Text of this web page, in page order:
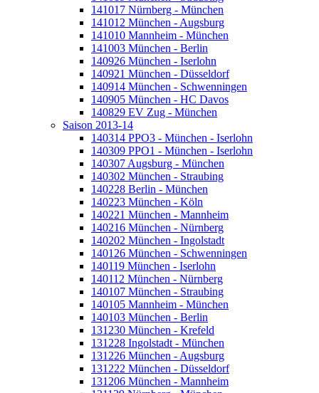
141017 Nürnberg - München
141012 München - Augsburg
141010 Mannheim - München
141003 München - Berlin
140926 München - Iserlohn
140921 München - Düsseldorf
140914 München - Schwenningen
140905 München - HC Davos
140829 EV Zug - München
Saison 2013-14
140314 PPO3 - München - Iserlohn
140309 PPO1 - München - Iserlohn
140307 Augsburg - München
140302 München - Straubing
140228 Berlin - München
140223 München - Köln
140221 München - Mannheim
140216 München - Nürnberg
140202 München - Ingolstadt
140126 München - Schwenningen
140119 München - Iserlohn
140112 München - Nürnberg
140107 München - Straubing
140105 Mannheim - München
140103 München - Berlin
131230 München - Krefeld
131228 Ingolstadt - München
131226 München - Augsburg
131222 München - Düsseldorf
131206 München - Mannheim